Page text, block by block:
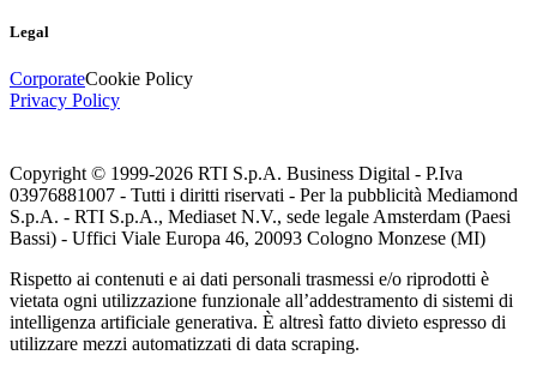
Legal
CorporateCookie Policy
Privacy Policy
Copyright © 1999-2026 RTI S.p.A. Business Digital - P.Iva
03976881007 - Tutti i diritti riservati - Per la pubblicità Mediamond
S.p.A. - RTI S.p.A., Mediaset N.V., sede legale Amsterdam (Paesi
Bassi) - Uffici Viale Europa 46, 20093 Cologno Monzese (MI)
Rispetto ai contenuti e ai dati personali trasmessi e/o riprodotti è
vietata ogni utilizzazione funzionale all’addestramento di sistemi di
intelligenza artificiale generativa. È altresì fatto divieto espresso di
utilizzare mezzi automatizzati di data scraping.